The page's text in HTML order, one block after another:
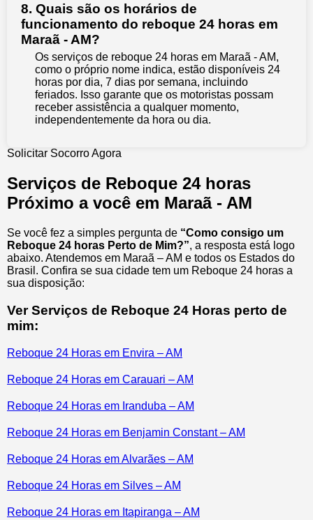
8. Quais são os horários de
funcionamento do reboque 24 horas em
Maraã - AM?
Os serviços de reboque 24 horas em Maraã - AM,
como o próprio nome indica, estão disponíveis 24
horas por dia, 7 dias por semana, incluindo
feriados. Isso garante que os motoristas possam
receber assistência a qualquer momento,
independentemente da hora ou dia.
Solicitar Socorro Agora
Serviços de Reboque 24 horas
Próximo a você em Maraã - AM
Se você fez a simples pergunta de “Como consigo um
Reboque 24 horas Perto de Mim?”, a resposta está logo
abaixo. Atendemos em Maraã – AM e todos os Estados do
Brasil. Confira se sua cidade tem um Reboque 24 horas a
sua disposição:
Ver Serviços de Reboque 24 Horas perto de
mim:
Reboque 24 Horas em Envira – AM
Reboque 24 Horas em Carauari – AM
Reboque 24 Horas em Iranduba – AM
Reboque 24 Horas em Benjamin Constant – AM
Reboque 24 Horas em Alvarães – AM
Reboque 24 Horas em Silves – AM
Reboque 24 Horas em Itapiranga – AM